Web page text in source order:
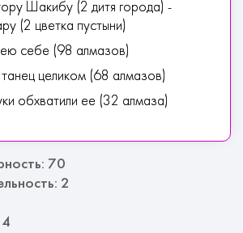
Шакибу (2 дитя города) -
(2 цветка пустыни)
себе (98 алмазов)
танец целиком (68 алмазов)
обхватили ее (32 алмаза)
70
2
4